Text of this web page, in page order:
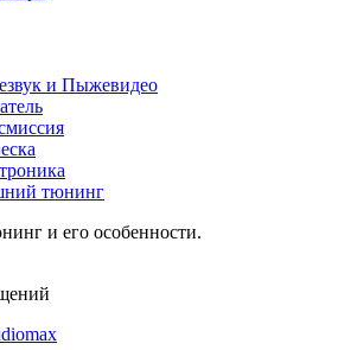
и Пыжевидео
тюнинг
и его особенности.